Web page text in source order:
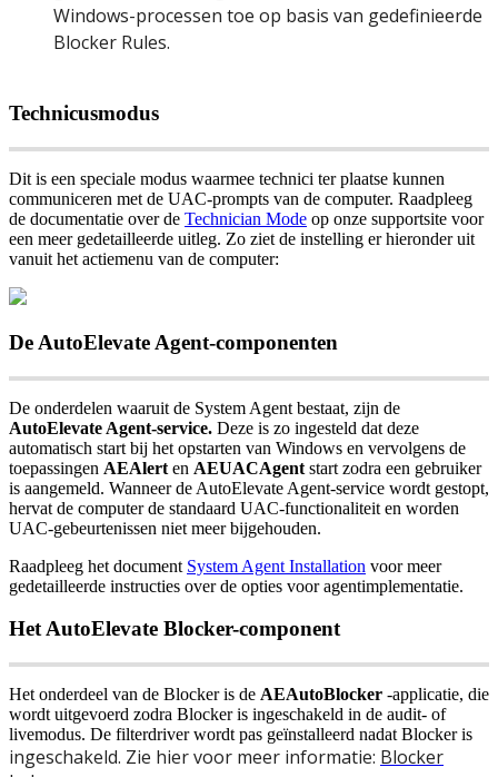
Windows-processen toe op basis van gedefinieerde
Blocker Rules.
Technicusmodus
Dit is een speciale modus waarmee technici ter plaatse kunnen
communiceren met de UAC-prompts van de computer. Raadpleeg
de documentatie over de Technician Mode op onze supportsite voor
een meer gedetailleerde uitleg. Zo ziet de instelling er hieronder uit
vanuit het actiemenu van de computer:
De AutoElevate Agent-componenten
De onderdelen waaruit de System Agent bestaat, zijn de
AutoElevate Agent-service. Deze is zo ingesteld dat deze
automatisch start bij het opstarten van Windows en vervolgens de
toepassingen AEAlert en AEUACAgent start zodra een gebruiker
is aangemeld. Wanneer de AutoElevate Agent-service wordt gestopt,
hervat de computer de standaard UAC-functionaliteit en worden
UAC-gebeurtenissen niet meer bijgehouden.
Raadpleeg het document System Agent Installation voor meer
gedetailleerde instructies over de opties voor agentimplementatie.
HetAutoElevate Blocker-component
Het onderdeel van de Blocker is de AEAutoBlocker -applicatie, die
wordt uitgevoerd zodra Blocker is ingeschakeld in de audit- of
livemodus. De filterdriver wordt pas geïnstalleerd nadat Blocker is
ingeschakeld. Zie hiervoor meer informatie: Blocker